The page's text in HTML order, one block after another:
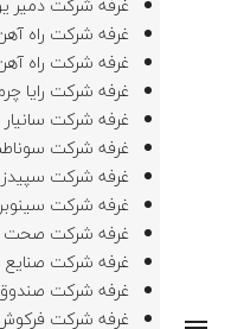
غرفه شرکت راه
غرفه شرکت راه
غرفه شرکت رایا
غرفه شرکت سانیار
غرفه شرکت
غرفه شرکت سپیدز
غرفه شرکت
غرفه شرکت صحت
غرفه شرکت
غرفه شرکت
غرفه شرکت